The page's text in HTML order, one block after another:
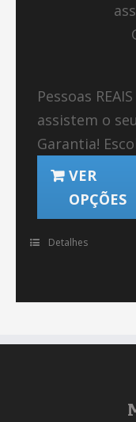
Pessoas
assistem o
Garantia!
VER
OPÇÕES
Detalhes